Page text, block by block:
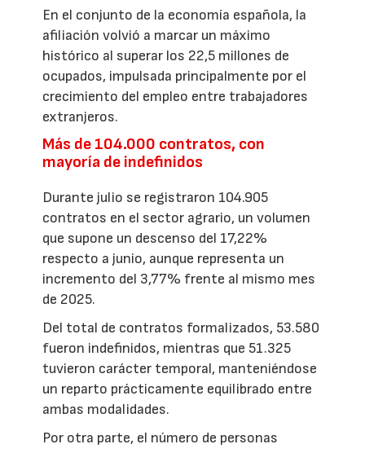
En el conjunto de la economía española, la
afiliación volvió a marcar un máximo
histórico al superar los 22,5 millones de
ocupados, impulsada principalmente por el
crecimiento del empleo entre trabajadores
extranjeros.
Más de 104.000 contratos, con
mayoría de indefinidos
Durante julio se registraron 104.905
contratos en el sector agrario, un volumen
que supone un descenso del 17,22%
respecto a junio, aunque representa un
incremento del 3,77% frente al mismo mes
de 2025.
Del total de contratos formalizados, 53.580
fueron indefinidos, mientras que 51.325
tuvieron carácter temporal, manteniéndose
un reparto prácticamente equilibrado entre
ambas modalidades.
Por otra parte, el número de personas